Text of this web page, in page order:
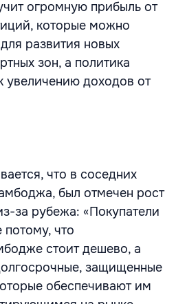
огромную прибыль от
которые можно
развития новых
зон, а политика
увеличению доходов от
что в соседних
был отмечен рост
за рубежа: «Покупатели
потому, что
стоит дешево, а
защищенные
обеспечивают им